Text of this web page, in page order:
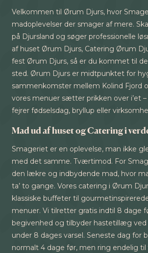
Velkommen til Ørum Djurs, hvor
madoplevelser der smager af mere.
på Djursland og søger professionelle
af huset Ørum Djurs, Catering Ørum
fest Ørum Djurs, så er du kommet til
sted. Ørum Djurs er midtpunktet for
sammenkomster mellem Kolind Fjord
vores menuer sætter prikken over i’et
fejrer fødselsdag, bryllup eller
Mad ud af huset og Catering i
Smageriet er en oplevelse, man ikke
med det samme. Tværtimod. For
den lækre og indbydende mad, hvor
ta’ to gange. Vores catering i Ørum
klassiske buffeter til
menuer. Vi tilretter gratis indtil 8 dage
begivenhed og tilbyder hastetillæg
under 8 dages varsel. Seneste dag for
normalt 4 dage før, men ring endelig til